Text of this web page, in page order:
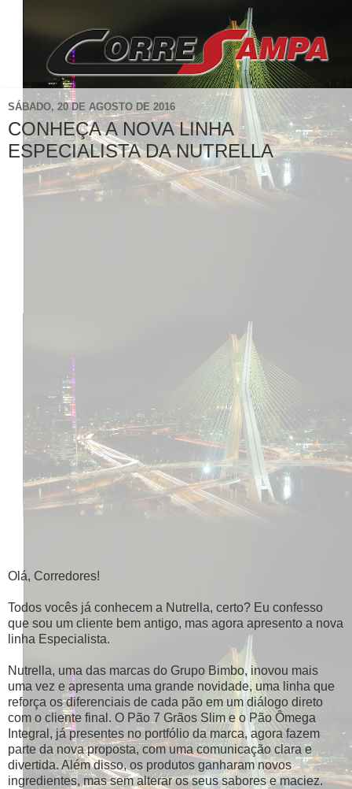
SÁBADO, 20 DE AGOSTO DE 2016
CONHEÇA A NOVA LINHA
ESPECIALISTA DA NUTRELLA
Olá, Corredores!
Todos vocês já conhecem a Nutrella, certo? Eu confesso
que sou um cliente bem antigo, mas agora apresento a nova
linha Especialista.
Nutrella, uma das marcas do Grupo Bimbo, inovou mais
uma vez e apresenta uma grande novidade, uma linha que
reforça os diferenciais de cada pão em um diálogo direto
com o cliente final. O Pão 7 Grãos Slim e o Pão Ômega
Integral, já presentes no portfólio da marca, agora fazem
parte da nova proposta, com uma comunicação clara e
divertida. Além disso, os produtos ganharam novos
ingredientes, mas sem alterar os seus sabores e maciez.